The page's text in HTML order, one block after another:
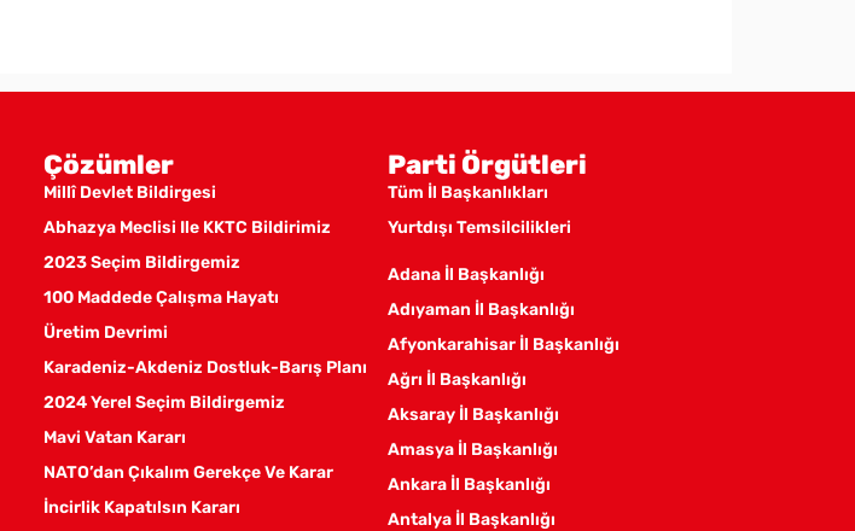
Çözümler
Millî Devlet Bildirgesi
Abhazya Meclisi Ile KKTC Bildirimiz
2023 Seçim Bildirgemiz
100 Maddede Çalışma Hayatı
Üretim Devrimi
Karadeniz-Akdeniz Dostluk-Barış Planı
2024 Yerel Seçim Bildirgemiz
Mavi Vatan Kararı
NATO’dan Çıkalım Gerekçe Ve Karar
İncirlik Kapatılsın Kararı
Parti Örgütleri
Tüm İl Başkanlıkları
Yurtdışı Temsilcilikleri
Adana İl Başkanlığı
Adıyaman İl Başkanlığı
Afyonkarahisar İl Başkanlığı
Ağrı İl Başkanlığı
Aksaray İl Başkanlığı
Amasya İl Başkanlığı
Ankara İl Başkanlığı
Antalya İl Başkanlığı